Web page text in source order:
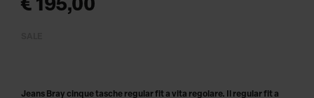
€ 195,00
Jeans Bray cinque tasche regular fit a vita regolare. Il regular fit a